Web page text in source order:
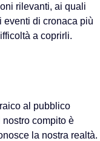
rilevanti, ai quali
eventi di cronaca più
a coprirli.
al pubblico
compito è
la nostra realtà.